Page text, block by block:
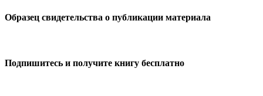
Образец свидетельства о публикации материала
Подпишитесь и получите книгу бесплатно